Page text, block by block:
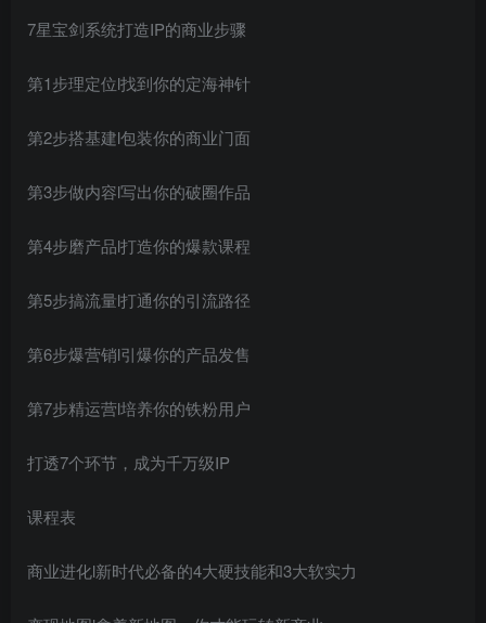
7星宝剑系统打造IP的商业步骤
第1步理定位l找到你的定海神针
第2步搭基建l包装你的商业门面
第3步做内容l写出你的破圈作品
第4步磨产品l打造你的爆款课程
第5步搞流量l打通你的引流路径
第6步爆营销l引爆你的产品发售
第7步精运营l培养你的铁粉用户
打透7个环节，成为千万级IP
课程表
商业进化l新时代必备的4大硬技能和3大软实力